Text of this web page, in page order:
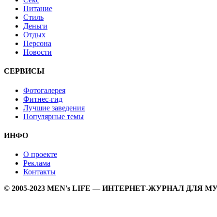
Питание
Стиль
Деньги
Отдых
Персона
Новости
СЕРВИСЫ
Фотогалерея
Фитнес-гид
Лучшие заведения
Популярные темы
ИНФО
О проекте
Реклама
Контакты
© 2005-2023 MEN's LIFE — ИНТЕРНЕТ-ЖУРНАЛ ДЛЯ